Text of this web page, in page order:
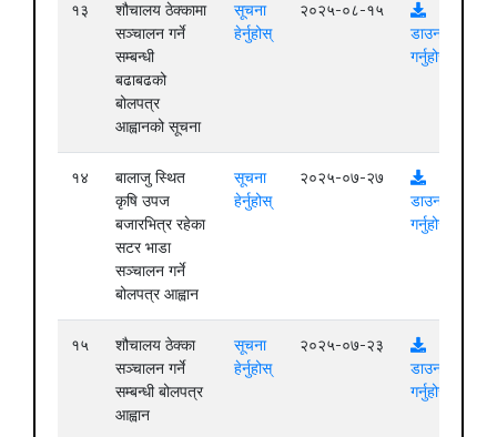
१३
शौचालय ठेक्कामा
सञ्चालन गर्ने
सम्बन्धी
बढाबढको
बोलपत्र
आह्वानको सूचना
सूचना
हेर्नुहोस्
२०२५-०८-१५
डाउनलोड
गर्नुहोस्
१४
बालाजु स्थित
कृषि उपज
बजारभित्र रहेका
सटर भाडा
सञ्चालन गर्ने
बोलपत्र आह्वान
सूचना
हेर्नुहोस्
२०२५-०७-२७
डाउनलोड
गर्नुहोस्
१५
शौचालय ठेक्का
सञ्चालन गर्ने
सम्बन्धी बोलपत्र
आह्वान
सूचना
हेर्नुहोस्
२०२५-०७-२३
डाउनलोड
गर्नुहोस्